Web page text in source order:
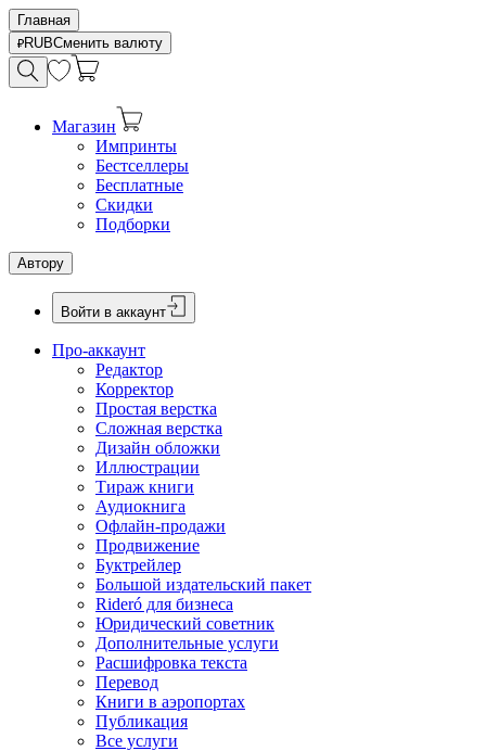
Главная
RUBСменить валюту
Магазин
Импринты
Бестселлеры
Бесплатные
Скидки
Подборки
Автору
Войти в аккаунт
Про-аккаунт
Редактор
Корректор
Простая верстка
Сложная верстка
Дизайн обложки
Иллюстрации
Тираж книги
Аудиокнига
Офлайн-продажи
Продвижение
Буктрейлер
Большой издательский пакет
Rideró для бизнеса
Юридический советник
Дополнительные услуги
Расшифровка текста
Перевод
Книги в аэропортах
Публикация
Все услуги